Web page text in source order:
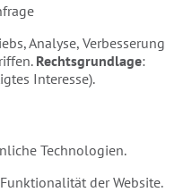
Analyse, Verbesserung
Rechtsgrundlage:
Interesse).
Technologien.
der Website.